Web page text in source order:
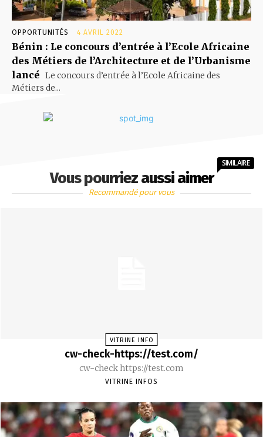
OPPORTUNITÉS 4 AVRIL 2022
Bénin : Le concours d’entrée à l’Ecole Africaine
des Métiers de l’Architecture et de l’Urbanisme
lancé Le concours d’entrée à l’Ecole Africaine des
Métiers de...
Vous pourriez aussi aimer
SIMILAIRE
Recommandé pour vous
VITRINE INFO
cw-check-https://test.com/
cw-check https://test.com
VITRINE INFOS